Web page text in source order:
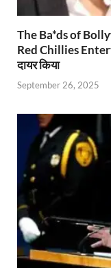
The Ba*ds of
Red Chillies
दायर किया
September 26, 2025